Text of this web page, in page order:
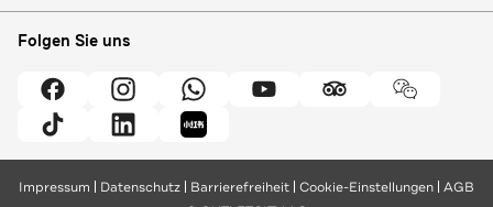
Folgen Sie uns
Impressum Datenschutz Barrierefreiheit Cookie-Einstellungen AGB